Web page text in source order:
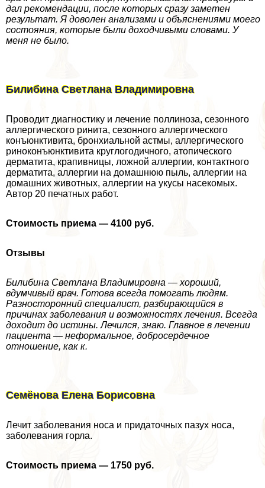
дал рекомендации, после которых сразу заметен
результат. Я доволен анализами и объяснениями моего
состояния, которые были доходчивыми словами. У
меня не было.
Билибина Светлана Владимировна
Проводит диагностику и лечение поллиноза, сезонного
аллергического ринита, сезонного аллергического
конъюнктивита, бронхиальной астмы, аллергического
риноконъюнктивита круглогодичного, атопического
дерматита, крапивницы, ложной аллергии, контактного
дерматита, аллергии на домашнюю пыль, аллергии на
домашних животных, аллергии на укусы насекомых.
Автор 20 печатных работ.
Стоимость приема — 4100 руб.
Отзывы
Билибина Светлана Владимировна — хороший,
вдумчивый врач. Готова всегда помогать людям.
Разносторонний специалист, разбирающийся в
причинах заболевания и возможностях лечения. Всегда
доходит до истины. Лечился, знаю. Главное в лечении
пациента — неформальное, добросердечное
отношение, как к.
Семёнова Елена Борисовна
Лечит заболевания носа и придаточных пазух носа,
заболевания горла.
Стоимость приема — 1750 руб.